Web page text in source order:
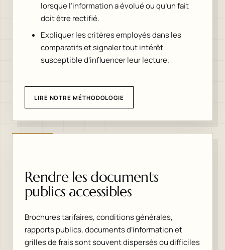
lorsque l’information a évolué ou qu’un fait
doit être rectifié.
Expliquer les critères employés dans les
comparatifs et signaler tout intérêt
susceptible d’influencer leur lecture.
LIRE NOTRE MÉTHODOLOGIE
Rendre les documents
publics accessibles
Brochures tarifaires, conditions générales,
rapports publics, documents d’information et
grilles de frais sont souvent dispersés ou difficiles